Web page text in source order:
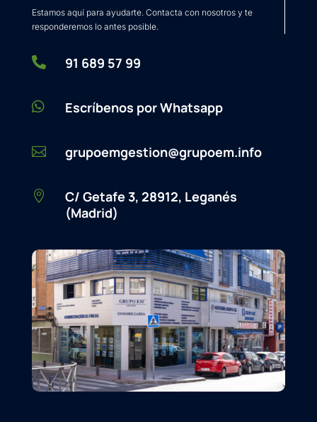
Estamos aquí para ayudarte. Contacta con nosotros y te
responderemos lo antes posible.
 91 689 57 99
 Escríbenos por Whatsapp
 grupoemgestion@grupoem.info

C/ Getafe 3, 28912, Leganés
(Madrid)